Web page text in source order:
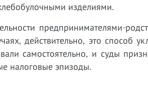
изделиями.
предпринимателями-
действительно, это способ
самостоятельно, и суды
налоговые эпизоды.